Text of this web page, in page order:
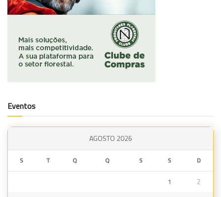
Eventos
AGOSTO 2026
S T Q Q S S D
1 2